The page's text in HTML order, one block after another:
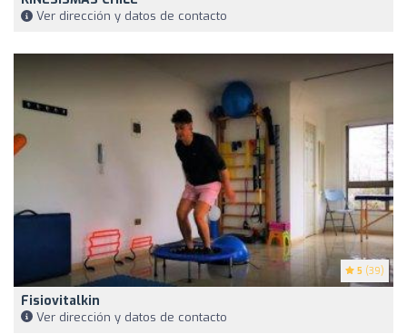
Ver dirección y datos de contacto
5 (39)
Fisiovitalkin
Ver dirección y datos de contacto